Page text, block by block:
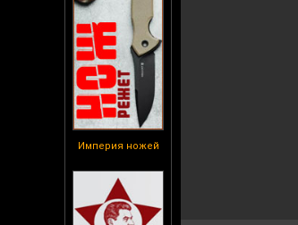
Империя ножей